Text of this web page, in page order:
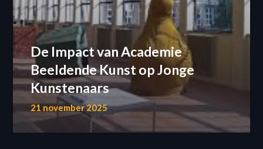
De Impact van Academie
Beeldende Kunst op Jonge
Kunstenaars
21 november 2025